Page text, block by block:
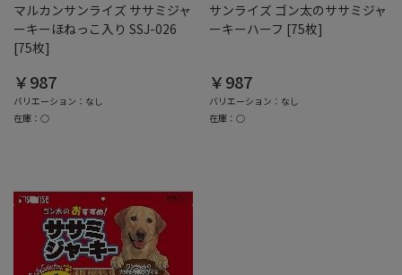
マルカンサンライズ ササミジャ
ーキーほねっこ入り SSJ-026
[75枚]
￥987
バリエーション：なし
在庫：○
サンライズ ゴン太のササミジャ
ーキーハーフ [75枚]
￥987
バリエーション：なし
在庫：○